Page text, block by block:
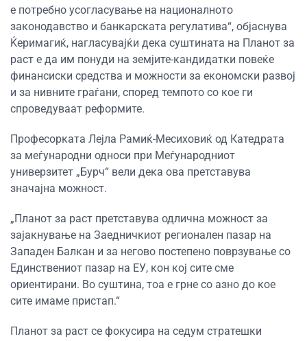
е потребно усогласување на националното
законодавство и банкарската регулатива“, објаснува
Ќеримагиќ, нагласувајќи дека суштината на Планот за
раст е да им понуди на земјите-кандидатки повеќе
финансиски средства и можности за економски развој
и за нивните граѓани, според темпото со кое ги
спроведуваат реформите.
Професорката Лејла Рамиќ-Месиховиќ од Катедрата
за меѓународни односи при Меѓународниот
универзитет „Бурч“ вели дека ова претставува
значајна можност.
„Планот за раст претставува одлична можност за
зајакнување на Заедничкиот регионален пазар на
Западен Балкан и за негово постепено поврзување со
Единствениот пазар на ЕУ, кон кој сите сме
ориентирани. Во суштина, тоа е грне со азно до кое
сите имаме пристап.“
Планот за раст се фокусира на седум стратешки